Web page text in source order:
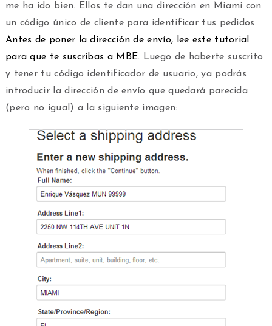
me ha ido bien. Ellos te dan una dirección en Miami con
un código único de cliente para identificar tus pedidos.
Antes de poner la dirección de envío, lee este tutorial
para que te suscribas a MBE. Luego de haberte suscrito
y tener tu código identificador de usuario, ya podrás
introducir la dirección de envío que quedará parecida
(pero no igual) a la siguiente imagen: